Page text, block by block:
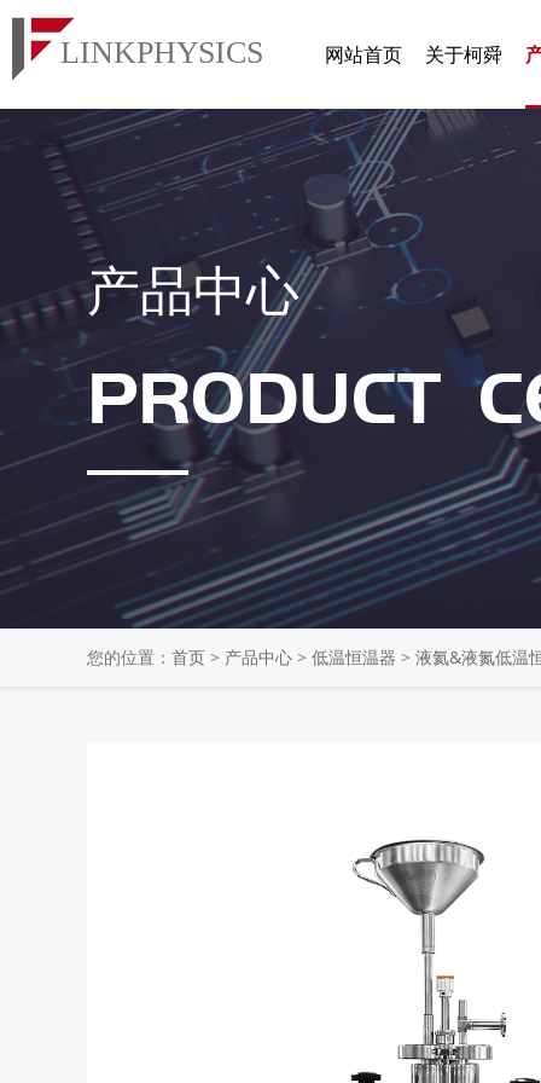
网站首页 关于柯舜
产品中心
PRODUCT
您的位置： 首页 > 产品中心 > 低温恒温器 > 液氦&液氮低温